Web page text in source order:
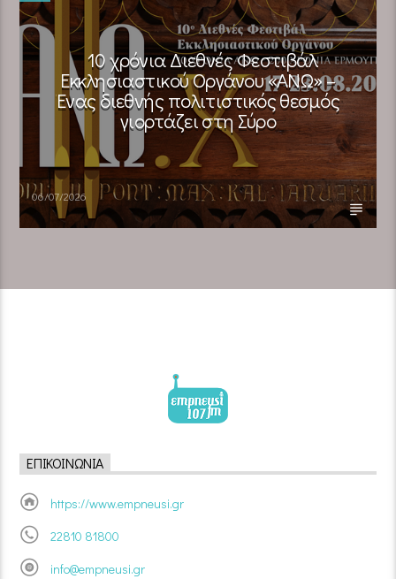
10 χρόνια Διεθνές Φεστιβάλ
Εκκλησιαστικού Οργάνου «ΑΝΩ» –
Ένας διεθνής πολιτιστικός θεσμός
γιορτάζει στη Σύρο​
06/07/2026
ΕΠΙΚΟΙΝΩΝΊΑ
https://www.empneusi.gr
22810 81800
info@empneusi.gr